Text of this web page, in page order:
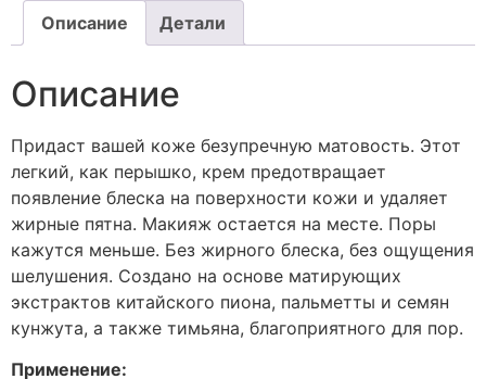
Описание Детали
Описание
Придаст вашей коже безупречную матовость. Этот
легкий, как перышко, крем предотвращает
появление блеска на поверхности кожи и удаляет
жирные пятна. Макияж остается на месте. Поры
кажутся меньше. Без жирного блеска, без ощущения
шелушения. Создано на основе матирующих
экстрактов китайского пиона, пальметты и семян
кунжута, а также тимьяна, благоприятного для пор.
Применение: